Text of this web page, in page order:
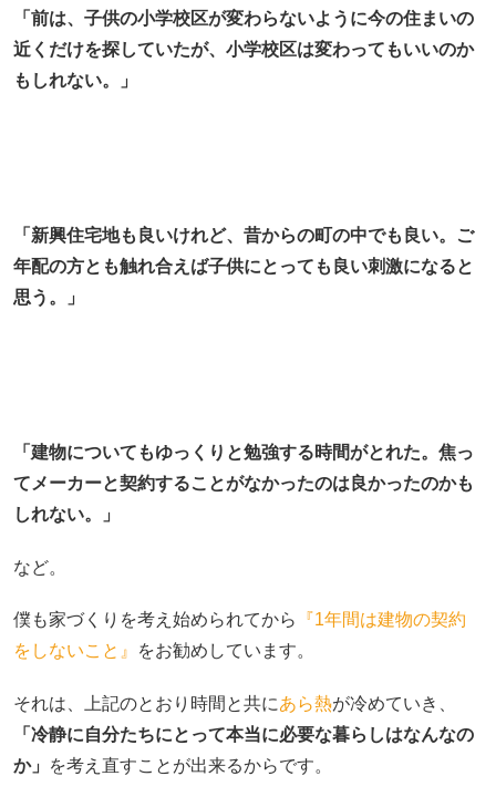
「前は、子供の小学校区が変わらないように今の住まいの
近くだけを探していたが、小学校区は変わってもいいのか
もしれない。」
「新興住宅地も良いけれど、昔からの町の中でも良い。ご
年配の方とも触れ合えば子供にとっても 良い刺激になると
思う。」
「建物についてもゆっくりと勉強する時間がとれた。焦っ
てメーカーと契約することがなかったのは良かったのかも
しれない。」
など。
僕も家づくりを考え始められてから
『1年間は建物の契約
をしないこと』
をお勧めしています。
それは、上記のとおり時間と共にあら熱が冷めていき、
「冷静に自分たちにとって本当に必要な暮らしはなんなの
か」
を考え直すことが出来るからです。